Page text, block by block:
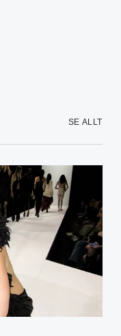
SE ALLT